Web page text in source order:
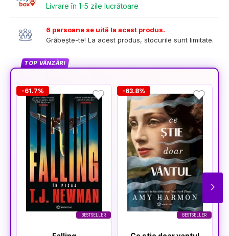
Livrare în 1-5 zile lucrătoare
6 persoane se uită la acest produs.
Grăbește-te! La acest produs, stocurile sunt limitate.
TOP VÂNZĂRI
BESTSELLER
-61.7%
BESTSELLER
-63.8%